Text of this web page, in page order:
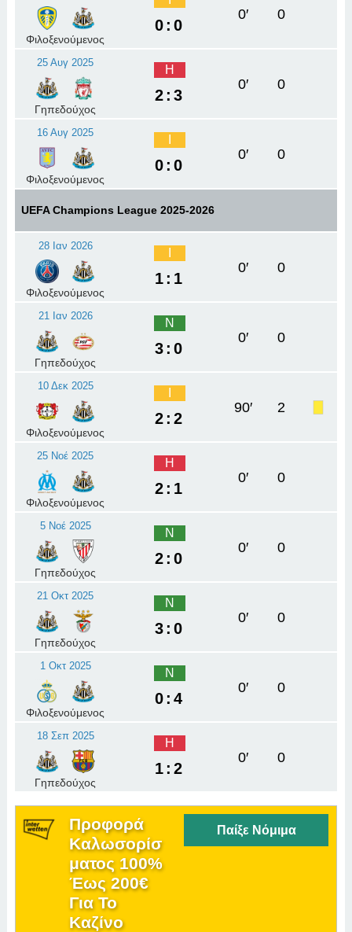
Φιλοξενούμενος
0:0
0′ 0
25 Αυγ 2025
Γηπεδούχος
Η
2:3
0′ 0
16 Αυγ 2025
Φιλοξενούμενος
0:0
0′ 0
UEFA Champions League 2025-2026
28 Ιαν 2026
Φιλοξενούμενος
1:1
0′ 0
21 Ιαν 2026
Γηπεδούχος
Ν
3:0
0′ 0
10 Δεκ 2025
Φιλοξενούμενος
2:2
90′ 2
25 Νοέ 2025
Φιλοξενούμενος
Η
2:1
0′ 0
5 Νοέ 2025
Γηπεδούχος
Ν
2:0
0′ 0
21 Οκτ 2025
Γηπεδούχος
Ν
3:0
0′ 0
1 Οκτ 2025
Φιλοξενούμενος
Ν
0:4
0′ 0
18 Σεπ 2025
Γηπεδούχος
Η
1:2
0′ 0
Προφορά
Καλωσορίσ
Ματος 100%
Έως 200€
Για Το
Καζίνο
Παίξε Νόμιμα